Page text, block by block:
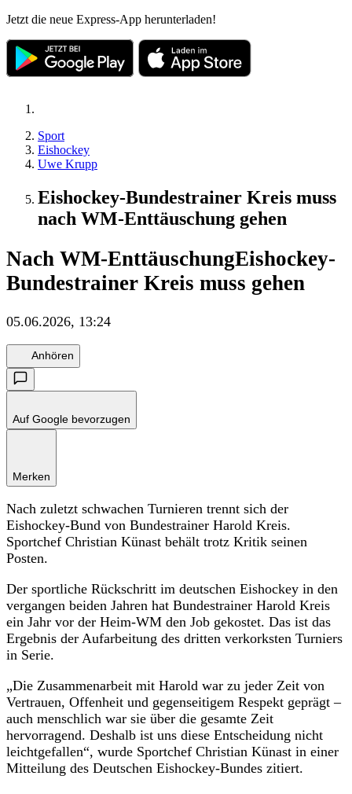
Jetzt die neue Express-App herunterladen!
Sport
Eishockey
Uwe Krupp
Eishockey-Bundestrainer Kreis muss
nach WM-Enttäuschung gehen
Nach WM-EnttäuschungEishockey-
Bundestrainer Kreis muss gehen
05.06.2026, 13:24
Anhören
Auf Google bevorzugen
Merken
Nach zuletzt schwachen Turnieren trennt sich der
Eishockey-Bund von Bundestrainer Harold Kreis.
Sportchef Christian Künast behält trotz Kritik seinen
Posten.
Der sportliche Rückschritt im deutschen Eishockey in den
vergangen beiden Jahren hat Bundestrainer Harold Kreis
ein Jahr vor der Heim-WM den Job gekostet. Das ist das
Ergebnis der Aufarbeitung des dritten verkorksten Turniers
in Serie.
„Die Zusammenarbeit mit Harold war zu jeder Zeit von
Vertrauen, Offenheit und gegenseitigem Respekt geprägt –
auch menschlich war sie über die gesamte Zeit
hervorragend. Deshalb ist uns diese Entscheidung nicht
leichtgefallen“, wurde Sportchef Christian Künast in einer
Mitteilung des Deutschen Eishockey-Bundes zitiert.